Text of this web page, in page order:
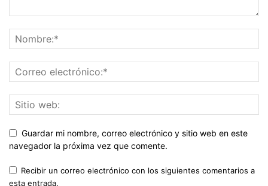
Guardar mi nombre, correo electrónico y sitio web en este
navegador la próxima vez que comente.
Recibir un correo electrónico con los siguientes comentarios a
esta entrada.